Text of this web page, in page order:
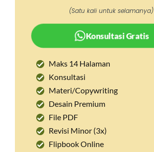
(Satu kali untuk selamanya)
Konsultasi Gratis
Maks 14 Halaman
Konsultasi
Materi/Copywriting
Desain Premium
File PDF
Revisi Minor (3x)
Flipbook Online